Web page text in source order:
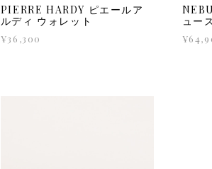
PIERRE HARDY ピエールア
ルディ ウォレット
¥36,300
ュー